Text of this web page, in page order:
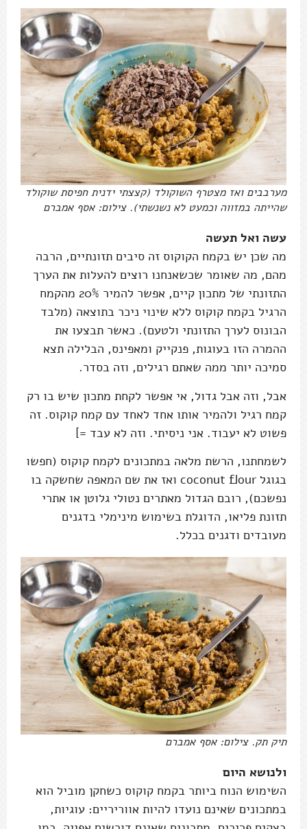
מערבבים ואז מצטרף השוקולד (קצצתי ידנית חפיסת שוקולד
שהייתה במזווה וכמעט לא נשנשתי). צילום: אסף אמברם
עשה ואל תעשה
מה שכן יש בקמח הקוקוס זה סיבים תזונתיים, הרבה
מהם, מה שאומר שכשאנחנו רוצים להעלות את הערך
התזונתי של מתכון קיים, אפשר להמיר 20% מהקמח
הרגיל בקמח קוקוס ללא שינוי ניכר בתוצאה (מלבד
הבונוס לערך התזונתי ולטעם). כאשר תבצעו את
ההמרה הזו בעוגות, פנקייק ומאפינס, הבלילה תצא
סמיכה יותר ממה שאתם רגילים, וזה בסדר.
אבל, וזה אבל גדול, אי אפשר לקחת מתכון שיש בו רק
קמח רגיל ולהמיר אותו אחד לאחד עם קמח קוקוס. זה
פשוט לא יעבוד. אני ניסיתי. וזה לא עבד =]
לשמחתנו, הרשת מלאה במתכונים לקמח קוקוס (חפשו
בגוגל coconut flour ואז את שם המאפה שחשקה בו
נפשכם), רובם הגדול מאתרים נטולי גלוטן או אתרי
תזונת פליאו, הדוגלת בשימוש מינימלי בדגנים
מעובדים ודגנים בכלל.
תיק תק. צילום: אסף אמברם
ולנושא היום
השימוש הנוח ביותר בקמח קוקוס כשחקן מוביל הוא
במתכונים שאינם נועדו להיות אווריריים: עוגיות,